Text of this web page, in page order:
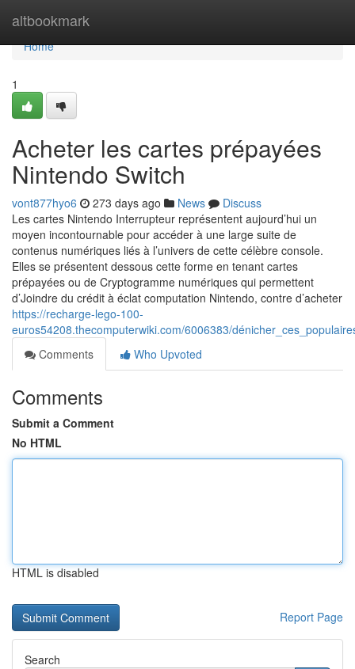
altbookmark
Home
Home
1
Acheter les cartes prépayées
Nintendo Switch
vont877hyo6 273 days ago News
Discuss
Les cartes Nintendo Interrupteur représentent aujourd’hui un
moyen incontournable pour accéder à une large suite de
contenus numériques liés à l’univers de cette célèbre console.
Elles se présentent dessous cette forme en tenant cartes
prépayées ou de Cryptogramme numériques qui permettent
d’Joindre du crédit à éclat computation Nintendo, contre d’acheter
https://recharge-lego-100-
euros54208.thecomputerwiki.com/6006383/
Comments
Who Upvoted
Comments
Submit a Comment
No HTML
HTML is disabled
Report Page
Search